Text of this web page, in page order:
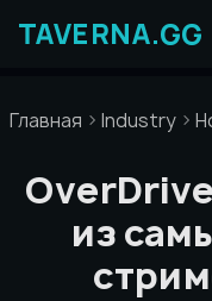
содержимому
Главная Industry
из